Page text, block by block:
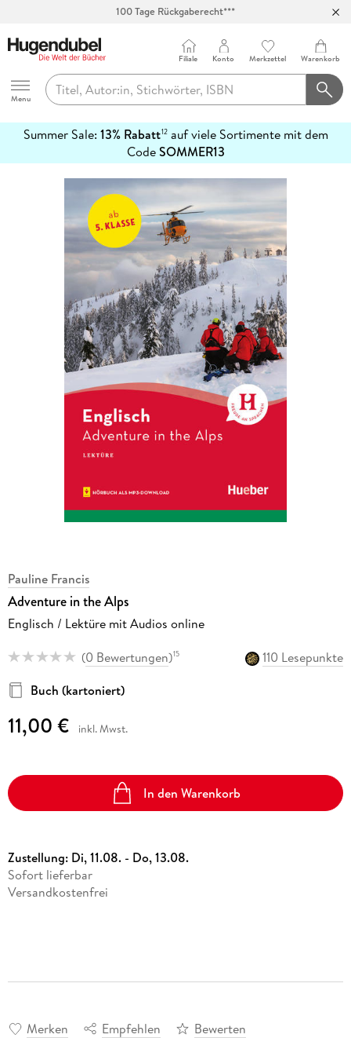
100 Tage Rückgaberecht***
Hugendubel
Menu
Filiale Konto Merkzettel Warenkorb
Summer Sale: 13% Rabatt12auf viele Sortimente mit dem
CodeSOMMER13
erfahren
Pauline Francis
Adventure in the Alps
Englisch / Lektüre mit Audios online
(0 Bewertungen)15
110 Lesepunkte
Buch (kartoniert)
11,00 € inkl. Mwst.
In den Warenkorb
Zustellung: Di, 11.08. - Do, 13.08.
Sofort lieferbar
Versandkostenfrei
Merken Empfehlen Bewerten